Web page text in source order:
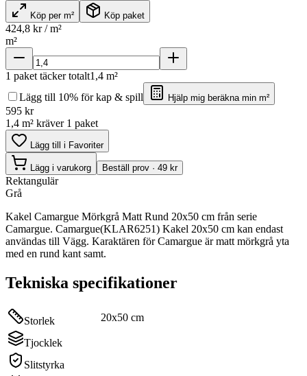
Köp per m² Köp paket
424,8 kr / m²
m²
1 paket täcker totalt1,4 m²
Lägg till 10% för kap & spill
Hjälp mig beräkna min m²
595 kr
1,4 m² kräver 1 paket
Lägg till i Favoriter
Lägg i varukorg Beställ prov · 49 kr
Rektangulär
Grå
Kakel Camargue Mörkgrå Matt Rund 20x50 cm från serie
Camargue. Camargue(KLAR6251) Kakel 20x50 cm kan endast
användas till Vägg. Karaktären för Camargue är matt mörkgrå yta
med en rund kant samt.
Tekniska specifikationer
Storlek 20x50 cm
Tjocklek
Slitstyrka